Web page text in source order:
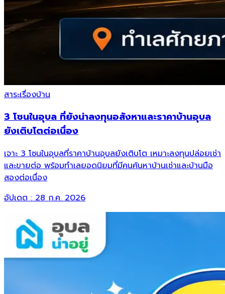
สาระเรื่องบ้าน
3 โซนในอุบล ที่ยังน่าลงทุนอสังหาและราคาบ้านอุบล
ยังเติบโตต่อเนื่อง
เจาะ 3 โซนในอุบลที่ราคาบ้านอุบลยังเติบโต เหมาะลงทุนปล่อยเช่า
และขายต่อ พร้อมทำเลยอดนิยมที่มีคนค้นหาบ้านเช่าและบ้านมือ
สองต่อเนื่อง
อัปเดต :28 ก.ค. 2026